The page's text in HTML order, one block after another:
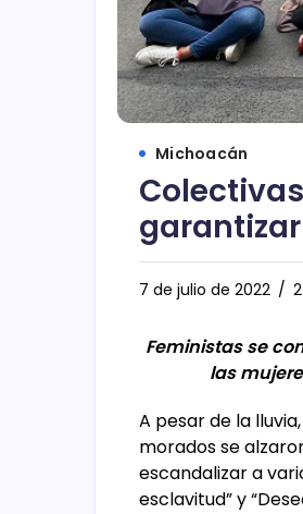
Michoacán
7 de julio de 2022
Feministas se
las
A pesar de la
morados se
escandalizar a
esclavitud” y